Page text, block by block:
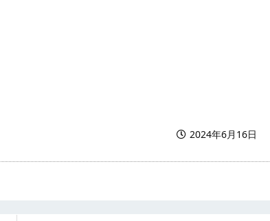
2024年6月16日